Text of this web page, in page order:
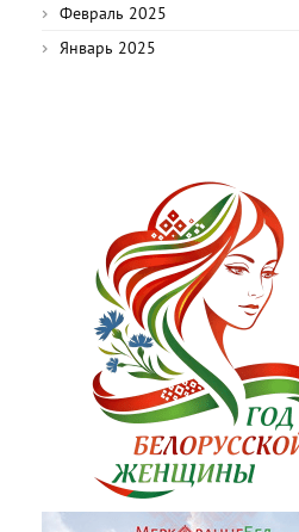
Февраль 2025
Январь 2025